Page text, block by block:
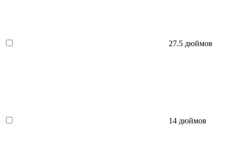
27.5 дюймов
14 дюймов